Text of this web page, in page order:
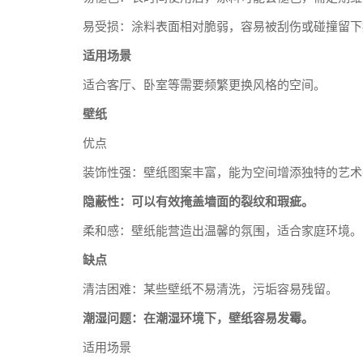
易受损：涂料表面相对脆弱，容易被刮伤或碰撞留下
适用场景
适合客厅、卧室等需要频繁更换风格的空间。
壁纸
优点
装饰性强：壁纸图案丰富，能为空间增添独特的艺术
隐蔽性：可以有效掩盖墙面的裂纹和瑕疵。
柔和感：壁纸能营造出温馨的氛围，适合家庭环境。
缺点
清洁困难：某些壁纸不易清洗，污垢容易残留。
潮湿问题：在潮湿环境下，壁纸容易发霉。
适用场景